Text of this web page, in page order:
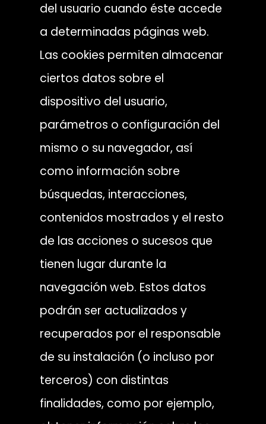
del usuario cuando éste accede
a determinadas páginas web.
Las cookies permiten almacenar
ciertos datos sobre el
dispositivo del usuario,
parámetros o configuración del
mismo o su navegador, así
como información sobre
búsquedas, interacciones,
contenidos mostrados y el resto
de las acciones o sucesos que
tienen lugar durante la
navegación web. Estos datos
podrán ser actualizados y
recuperados por el responsable
de su instalación (o incluso por
terceros) con distintas
finalidades, como por ejemplo,